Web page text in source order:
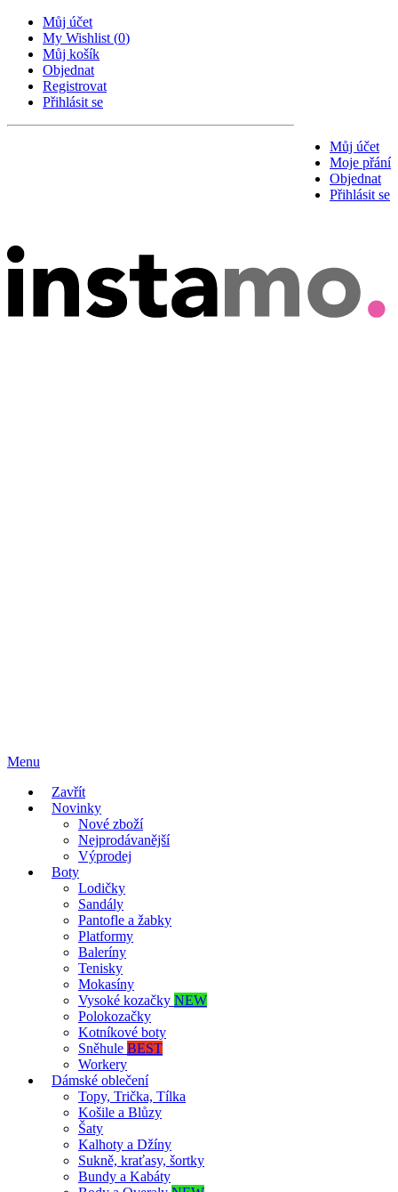
Můj účet
My Wishlist (0)
Můj košík
Objednat
Registrovat
Přihlásit se
Můj účet
Moje přání
Objednat
Přihlásit se
Menu
Zavřít
Novinky
Nové zboží
Nejprodávanější
Výprodej
Boty
Lodičky
Sandály
Pantofle a žabky
Platformy
Baleríny
Tenisky
Mokasíny
Vysoké kozačky NEW
Polokozačky
Kotníkové boty
Sněhule BEST
Workery
Dámské oblečení
Topy, Trička, Tílka
Košile a Blůzy
Šaty
Kalhoty a Džíny
Sukně, kraťasy, šortky
Bundy a Kabáty